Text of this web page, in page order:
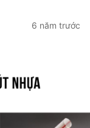
6 năm trước